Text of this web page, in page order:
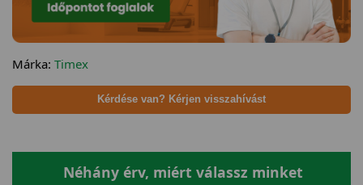
Márka: Timex
Kérdése van? Kérjen visszahívást
Néhány érv, miért válassz minket